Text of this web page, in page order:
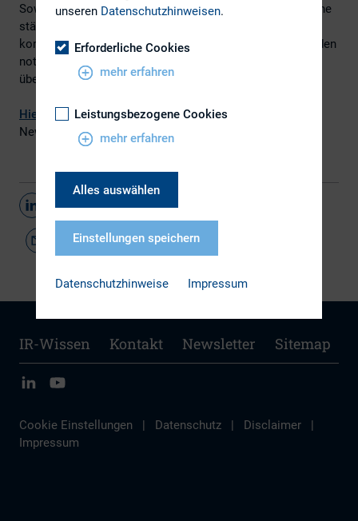
Sowohl DRS20 als auch GRI G4 sowie der IIRC fordern eine
stärkere Konzentration auf die Wesentlichkeit und damit
kompaktere Versionen von Berichten, die den Leser mit den
notwendigen Informationen versorgen und ihn nicht
überfordern.
Hier
geht es zum vollständigen Artikel, erschienen im
Newsletter von wirDesign AG.
Teilen
IR-Wissen Kontakt Newsletter Sitemap
Cookie Einstellungen | Datenschutz | Disclaimer
|
Impressum
unseren Datenschutzhinweisen.
Erforderliche Cookies
mehr erfahren
Leistungsbezogene Cookies
mehr erfahren
Alles auswählen
Einstellungen speichern
Datenschutzhinweise Impressum